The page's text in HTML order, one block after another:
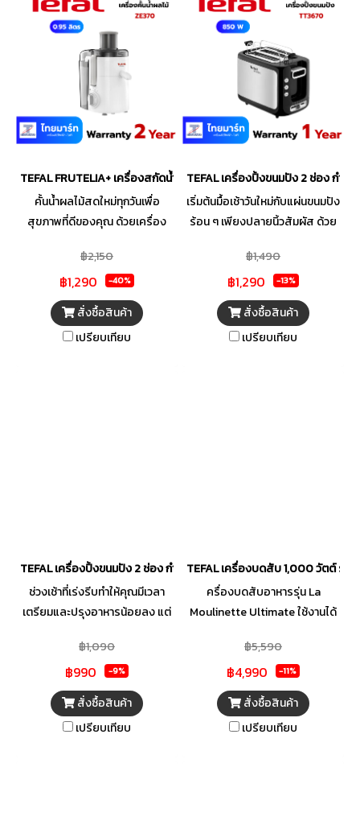
ไม่เป็นก้อน ปั่นได้แม้ส่วนผสมเนื้อ
แข็งที่ปั่นยาก ใบมีดสเตนเลสสตีล
ไร้สนิม พร้อมดีไซน์มุมการตัดที่
เหมาะสม ทำให้ตัดส่วนผสมเนื้อ
แข็งได้อย่างมีประสิทธิภาพ ใช้งาน
ได้อย่างง่ายดายด้วย 3 โปรแกรม
อัตโนมัติ สมูทตี้ บดน้ำแข็ง และออ
เกล็ดได้ภายในเวลาไม่ถึงนาที เพิ่ม
ความสะดวกในการทำอาหารของ
คุณได้ทุกเมนู
TEFAL FRUTELIA+ เครื่องสกัดน้ำผลไม้ รุ่น ZE-370 สีขาว
คั้นน้ำผลไม้สดใหม่ทุกวันเพื่อ
สุขภาพที่ดีของคุณ ด้วยเครื่อง
TEFAL ปรับความเร็วได้ 2 ระดับ
พร้อมระบบปั่นเป็นจังหวะ เพื่อการ
หั่น และคั้นผสมผลไม้เนื้อแข็งได้
ไม่มีสะดุด ช่องใส่ผลไม้ขนาดใหญ่
สามารถใส่ผลไม้ชิ้นใหญ่ได้สะดวก
฿2,150
฿1,290 -40%
สั่งซื้อสินค้า
เปรียบเทียบ
TEFAL เครื่องปิ้งขนมปัง 2 ช่อง กำลั
เริ่มต้นมื้อเช้าวันใหม่กับแผ่นขนมปัง
ร้อน ๆ เพียงปลายนิ้วสัมผัส ด้วย
TEFAL สามารปรับระดับความ
เกรียมได้ 7 ระดับ มีปุ่มยกเลิกการ
ปิ้งขนมปังได้ตลอดเวลา พิเศษกับ
ฟังก์ชันละลายน้ำแข็ง และการอุ่น
ขนมปังโดยไม่ต้องปิ้งใหม่ ช่วยให้
฿1,490
฿1,290 -13%
สั่งซื้อสินค้า
เปรียบเทียบ
TEFAL เครื่องปิ้งขนมปัง 2 ช่อง กำลังไฟ 850 วัตต์ รุ่น TT1321
ช่วงเช้าที่เร่งรีบทำให้คุณมีเวลา
เตรียมและปรุงอาหารน้อยลง แต่
ช่วยให้คุณปิ้งขนมปังได้ 2 แผ่น
พร้อมกันอย่างรวดเร็ว เครื่องนี้
ปรับความร้อนได้ 7 ระดับ เพื่อ
ความกรอบที่ต้องการ ทำความ
สะอาดง่าย ถาดรองอาหารช่วย
฿1,090
฿990 -9%
สั่งซื้อสินค้า
เปรียบเทียบ
TEFAL เครื่องบดสับ 1,000 วัตต์ รุ่น
ครื่องบดสับอาหารรุ่น La
Moulinette Ultimate ใช้งานได้
ที่สุด ด้วยเทคโนโลยีใบมีด
Powelix Life เป็นใบมีด 2 เล่มที่มี
ความคมเป็นพิเศษ เคลือบด้วย
ฮาร์ดไทเทเนียม จึงสามารถบดสับ
ส่วนผสมได้มากมาย ไม่ว่าจะเป็น
฿5,590
฿4,990 -11%
สั่งซื้อสินค้า
เปรียบเทียบ